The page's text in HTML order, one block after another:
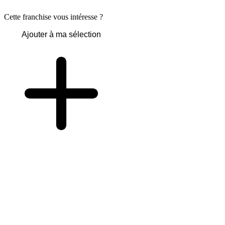
Cette franchise vous intéresse ?
Ajouter à ma sélection